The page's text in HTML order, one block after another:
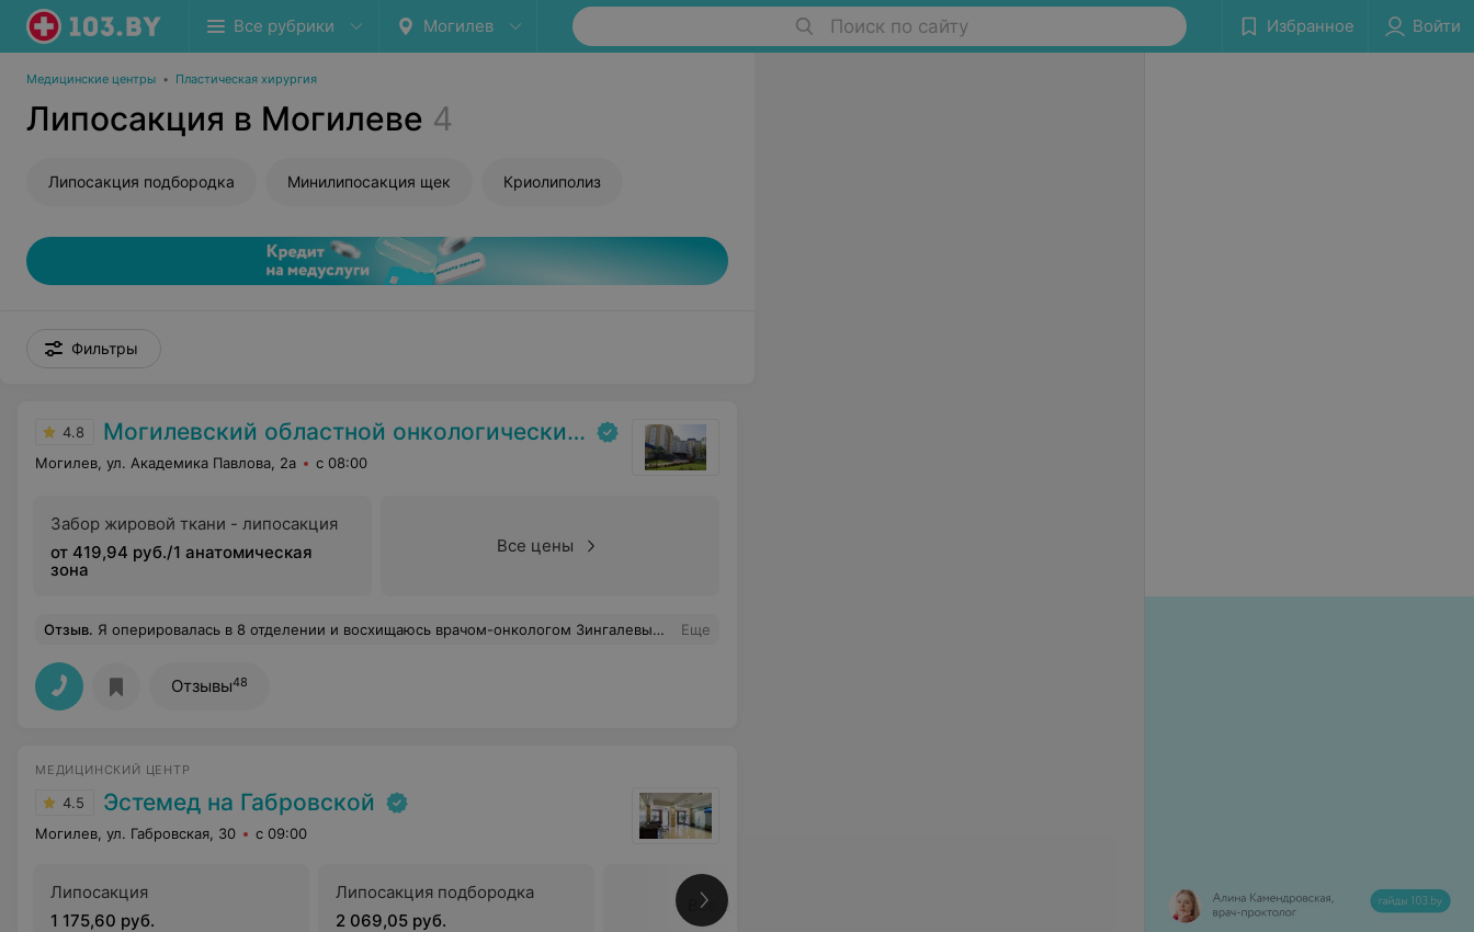
Все рубрики Могилев Поиск по сайту Избранное Войти
Медицинские центры • Пластическая хирургия
Липосакция в Могилеве 4
Липосакция подбородка Минилипосакция щек Криолиполиз
Фильтры
4.8 Могилевский областной онкологический диспансер
Могилев, ул. Академика Павлова, 2а с 08:00
Забор жировой ткани - липосакция
от 419,94 руб./1 анатомическая
зона
Все цены
Отзыв. Я оперировалась в 8 отделении и восхищаюсь врачом-онкологом Зингалевым Сергеем Олеговичем, который проводил операцию и наблюдал в послеоперационный период. Он не просто замечательный хирург с "золотыми руками", он самый внимательный врач, который мне встречался, и который даже взглядом и улыбкой дарит надежду и веру в лучшее будущее. Здоровья Вам и всем вашим родным и близким! Еще
Отзывы48
МЕДИЦИНСКИЙ ЦЕНТР
4.5 Эстемед на Габровской
Могилев, ул. Габровская, 30 с 09:00
Липосакция
1 175,60 руб.
Липосакция подбородка
2 069,05 руб.
Все цены